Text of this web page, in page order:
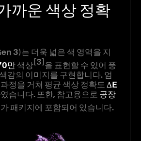
까운 색상 정확
3)는 더욱 넓은 색 영역을 지
만색상[3] 을 표현할 수 있어 풍
감의 이미지를 구현합니다. 엄
정을 거쳐 평균 색상 정확도 ΔE
습니다. 또한, 참고용으로 공장
가 패키지에 포함되어 있습니다.